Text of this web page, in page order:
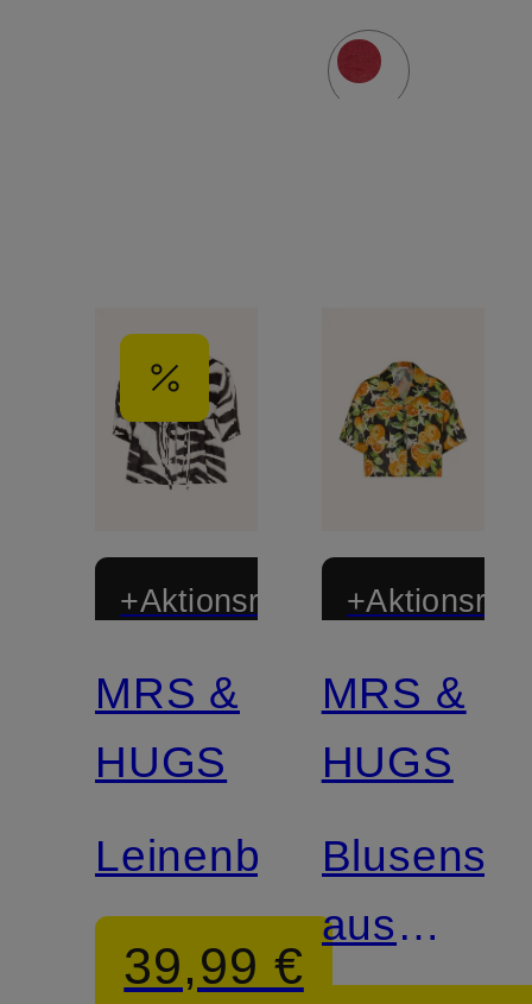
+Aktionsrabatt
MRS &
HUGS
Leinenbluse
39,99 €
MRS &
HUGS
aus
Leinen